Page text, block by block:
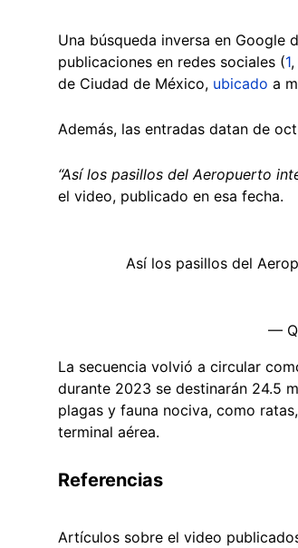
Una búsqueda inversa en
publicaciones en redes sociales (1,
de Ciudad de México, ubicado a
Además, las entradas datan de
“Así los pasillos del Aeropuerto
el video, publicado en esa fecha.
Así los pasillos del
—
La secuencia volvió a circular
durante 2023 se destinarán 24.5
plagas y fauna nociva, como
terminal aérea.
Referencias
Artículos sobre el video